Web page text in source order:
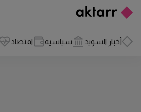
أخبار السويد سياسية اقتصاد